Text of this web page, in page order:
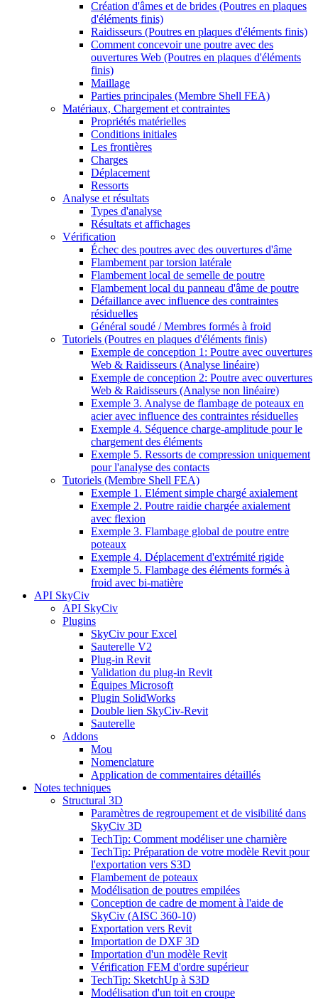
Création d'âmes et de brides (Poutres en plaques
d'éléments finis)
Raidisseurs (Poutres en plaques d'éléments finis)
Comment concevoir une poutre avec des
ouvertures Web (Poutres en plaques d'éléments
finis)
Maillage
Parties principales (Membre Shell FEA)
Matériaux, Chargement et contraintes
Propriétés matérielles
Conditions initiales
Les frontières
Charges
Déplacement
Ressorts
Analyse et résultats
Types d'analyse
Résultats et affichages
Vérification
Échec des poutres avec des ouvertures d'âme
Flambement par torsion latérale
Flambement local de semelle de poutre
Flambement local du panneau d'âme de poutre
Défaillance avec influence des contraintes
résiduelles
Général soudé / Membres formés à froid
Tutoriels (Poutres en plaques d'éléments finis)
Exemple de conception 1: Poutre avec ouvertures
Web & Raidisseurs (Analyse linéaire)
Exemple de conception 2: Poutre avec ouvertures
Web & Raidisseurs (Analyse non linéaire)
Exemple 3. Analyse de flambage de poteaux en
acier avec influence des contraintes résiduelles
Exemple 4. Séquence charge-amplitude pour le
chargement des éléments
Exemple 5. Ressorts de compression uniquement
pour l'analyse des contacts
Tutoriels (Membre Shell FEA)
Exemple 1. Elément simple chargé axialement
Exemple 2. Poutre raidie chargée axialement
avec flexion
Exemple 3. Flambage global de poutre entre
poteaux
Exemple 4. Déplacement d'extrémité rigide
Exemple 5. Flambage des éléments formés à
froid avec bi-matière
API SkyCiv
API SkyCiv
Plugins
SkyCiv pour Excel
Sauterelle V2
Plug-in Revit
Validation du plug-in Revit
Équipes Microsoft
Plugin SolidWorks
Double lien SkyCiv-Revit
Sauterelle
Addons
Mou
Nomenclature
Application de commentaires détaillés
Notes techniques
Structural 3D
Paramètres de regroupement et de visibilité dans
SkyCiv 3D
TechTip: Comment modéliser une charnière
TechTip: Préparation de votre modèle Revit pour
l'exportation vers S3D
Flambement de poteaux
Modélisation de poutres empilées
Conception de cadre de moment à l'aide de
SkyCiv (AISC 360-10)
Exportation vers Revit
Importation de DXF 3D
Importation d'un modèle Revit
Vérification FEM d'ordre supérieur
TechTip: SketchUp à S3D
Modélisation d'un toit en croupe